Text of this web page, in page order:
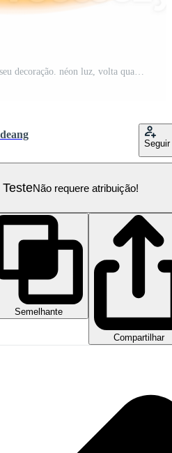
brilhando néon círculo para seu decoração. néon luz, volta quadro, em branco espaço para texto, ultravioleta espectro, anel símbolo, aréola. PNG Pro
Seguir
Não requere atribuição!
Semelhante
Compartilhar